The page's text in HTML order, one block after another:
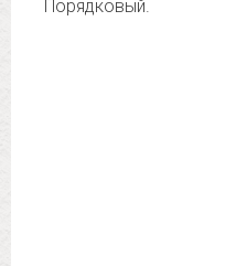
Порядковый.